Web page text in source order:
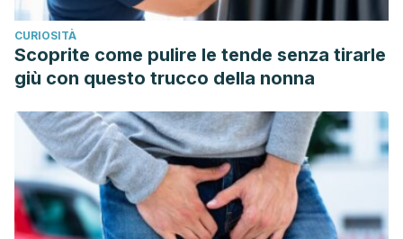
Chrysanthemum zawadskii and licorice Glycyrrhiza
uralensis.
9239-4
Baek, J. M., Kim, J.-Y., Cheon, Y.-H., Park, S.-H., Ahn, S.-J.,
Yoon, K.-H., Oh, J., & Lee, M. S. (2014). Dual Effect
ofChrysanthemum indicumExtract to Stimulate Osteoblast
Differentiation and Inhibit Osteoclast Formation and
ResorptionIn Vitro. Evidence-Based Complementary and
Alternative Medicine, 2014, 1–13.
CURIOSITÀ
Scoprite come pulire le tende senza tirarle
giù con questo trucco della nonna